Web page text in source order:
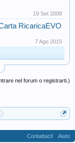
19 Set 2008
RicaricaEVO
7 Ago 2015
nel forum o registrarti.)
Contattaci! Aiuto